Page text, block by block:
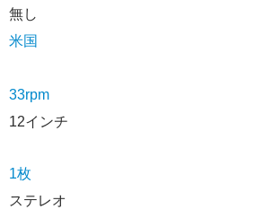
無し
米国
33rpm
12インチ
1枚
ステレオ